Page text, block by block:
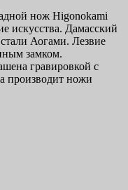
нож Higonokami
искусства. Дамасский
Аогами. Лезвие
замком.
гравировкой с
производит ножи